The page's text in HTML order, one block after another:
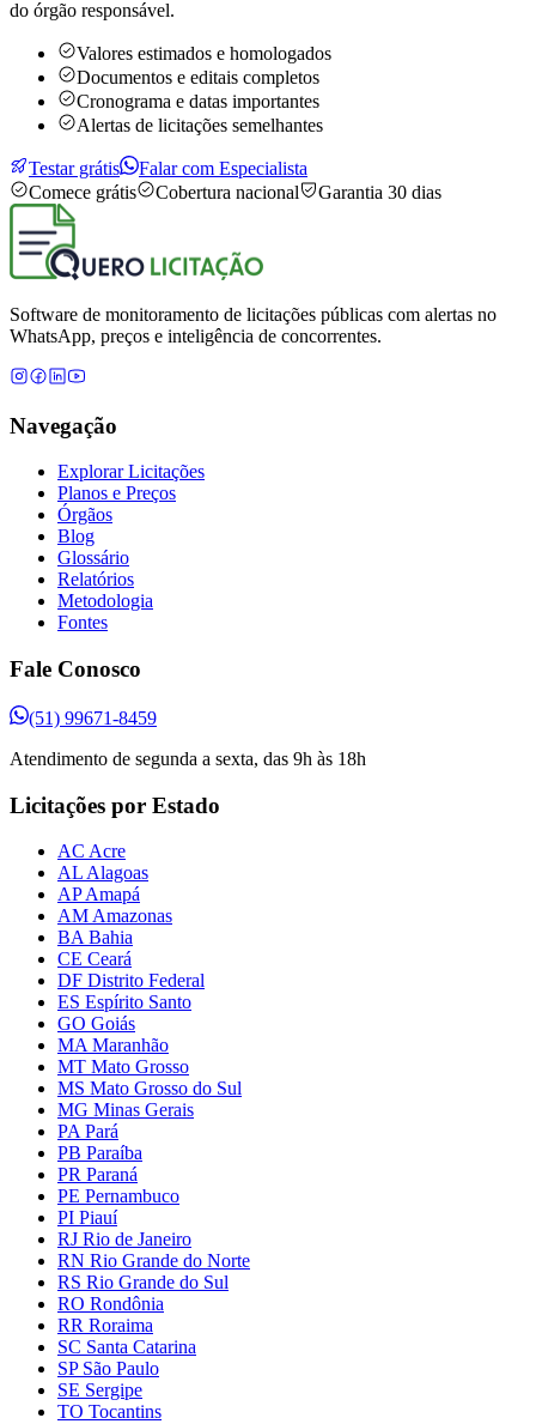
do órgão responsável.
Valores estimados e homologados
Documentos e editais completos
Cronograma e datas importantes
Alertas de licitações semelhantes
Testar grátis
Falar com Especialista
Comece grátis
Cobertura nacional Garantia 30 dias
Software de monitoramento de licitações públicas com alertas no
WhatsApp, preços e inteligência de concorrentes.
Navegação
Explorar Licitações
Planos e Preços
Órgãos
Blog
Glossário
Relatórios
Metodologia
Fontes
Fale Conosco
(51) 99671-8459
Atendimento de segunda a sexta, das 9h às 18h
Licitações por Estado
AC Acre
AL Alagoas
AP Amapá
AM Amazonas
BA Bahia
CE Ceará
DF Distrito Federal
ES Espírito Santo
GO Goiás
MA Maranhão
MT Mato Grosso
MS Mato Grosso do Sul
MG Minas Gerais
PA Pará
PB Paraíba
PR Paraná
PE Pernambuco
PI Piauí
RJ Rio de Janeiro
RN Rio Grande do Norte
RS Rio Grande do Sul
RO Rondônia
RR Roraima
SC Santa Catarina
SP São Paulo
SE Sergipe
TO Tocantins